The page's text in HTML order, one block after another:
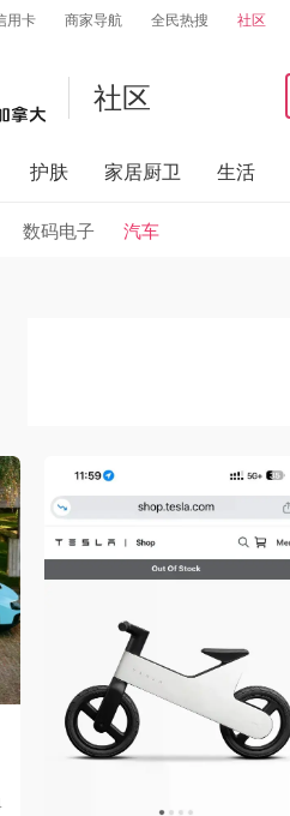
用卡 商家导航 全民热搜 社区
社区
护肤 家居厨卫 生活
数码电子 汽车